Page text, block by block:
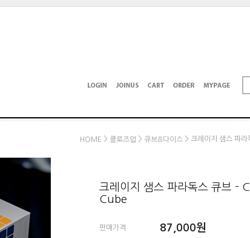
HOME > 클로즈업 > 큐브&다이스 > 크레이지 샘스 파
크레이지 샘스 파라독스 큐브 -
Cube
판매가격 87,000원